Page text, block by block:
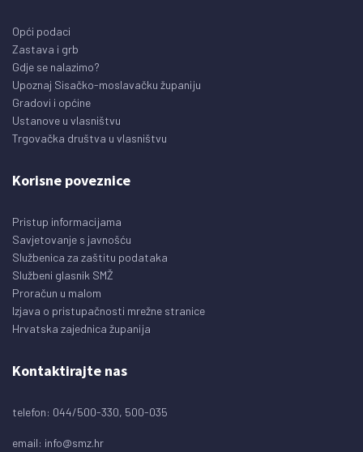
Opći podaci
Zastava i grb
Gdje se nalazimo?
Upoznaj Sisačko-moslavačku županiju
Gradovi i općine
Ustanove u vlasništvu
Trgovačka društva u vlasništvu
Korisne poveznice
Pristup informacijama
Savjetovanje s javnošću
Službenica za zaštitu podataka
Službeni glasnik SMŽ
Proračun u malom
Izjava o pristupačnosti mrežne stranice
Hrvatska zajednica županija
Kontaktirajte nas
telefon: 044/500-330, 500-035
email: info@smz.hr